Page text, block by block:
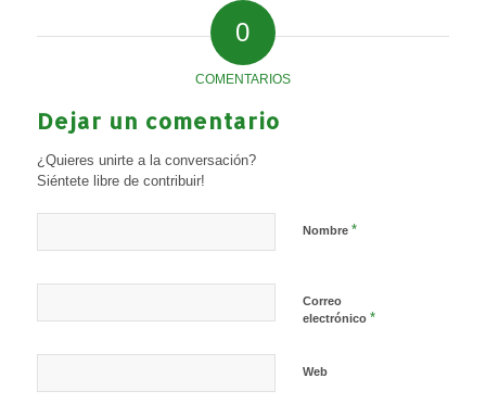
0
COMENTARIOS
Dejar un comentario
¿Quieres unirte a la conversación?
Siéntete libre de contribuir!
Nombre *
Correo
electrónico *
Web